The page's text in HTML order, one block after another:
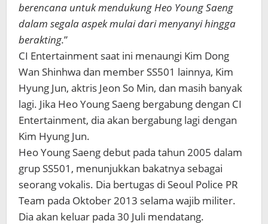
berencana untuk mendukung Heo Young Saeng
dalam segala aspek mulai dari menyanyi hingga
berakting.”
CI Entertainment saat ini menaungi Kim Dong
Wan Shinhwa dan member SS501 lainnya, Kim
Hyung Jun, aktris Jeon So Min, dan masih banyak
lagi. Jika Heo Young Saeng bergabung dengan CI
Entertainment, dia akan bergabung lagi dengan
Kim Hyung Jun.
Heo Young Saeng debut pada tahun 2005 dalam
grup SS501, menunjukkan bakatnya sebagai
seorang vokalis. Dia bertugas di Seoul Police PR
Team pada Oktober 2013 selama wajib militer.
Dia akan keluar pada 30 Juli mendatang.